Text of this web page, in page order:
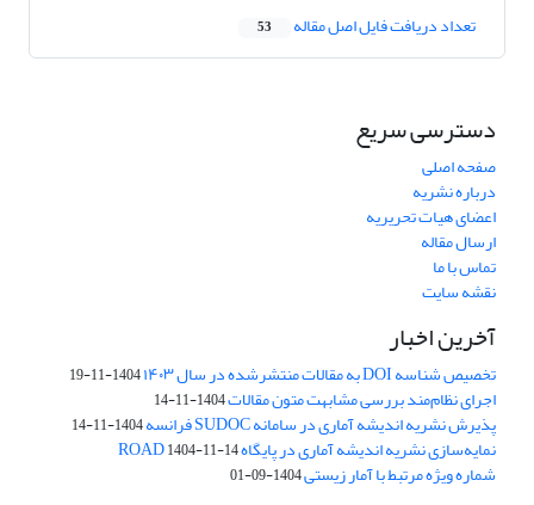
تعداد دریافت فایل اصل مقاله 53
دسترسی سریع
صفحه اصلی
درباره نشریه
اعضای هیات تحریریه
ارسال مقاله
تماس با ما
نقشه سایت
آخرین اخبار
تخصیص شناسه DOI به مقالات منتشرشده در سال ۱۴۰۳ 1404-11-19
اجرای نظام‌مند بررسی مشابهت متون مقالات1404-11-14
پذیرش نشریه اندیشه آماری در سامانه SUDOC فرانسه 1404-11-14
نمایه‌سازی نشریه اندیشه آماری در پایگاه ROAD1404-11-14
شماره ویژه مرتبط با آمار زیستی1404-09-01